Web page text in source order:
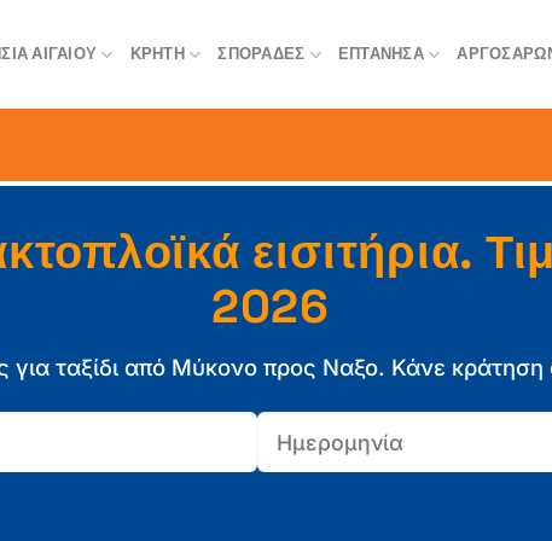
ΑΙΓΑΊΟΥ ΚΡΉΤΗ ΣΠΟΡΆΔΕΣ ΕΠΤΆΝΗΣΑ
εισιτήρια.
2026
για ταξίδι από Μύκονο προς Ναξο. Κάνε